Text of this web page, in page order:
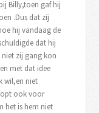
Billy,toen gaf hij
.Dus dat zij
hij vandaag de
dat hij
zij gang kon
met dat idee
wil,en niet
ook voor
het is hem niet